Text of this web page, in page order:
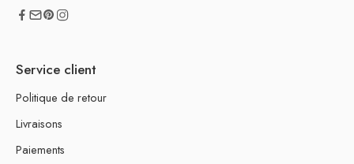
Service client
Politique de retour
Livraisons
Paiements